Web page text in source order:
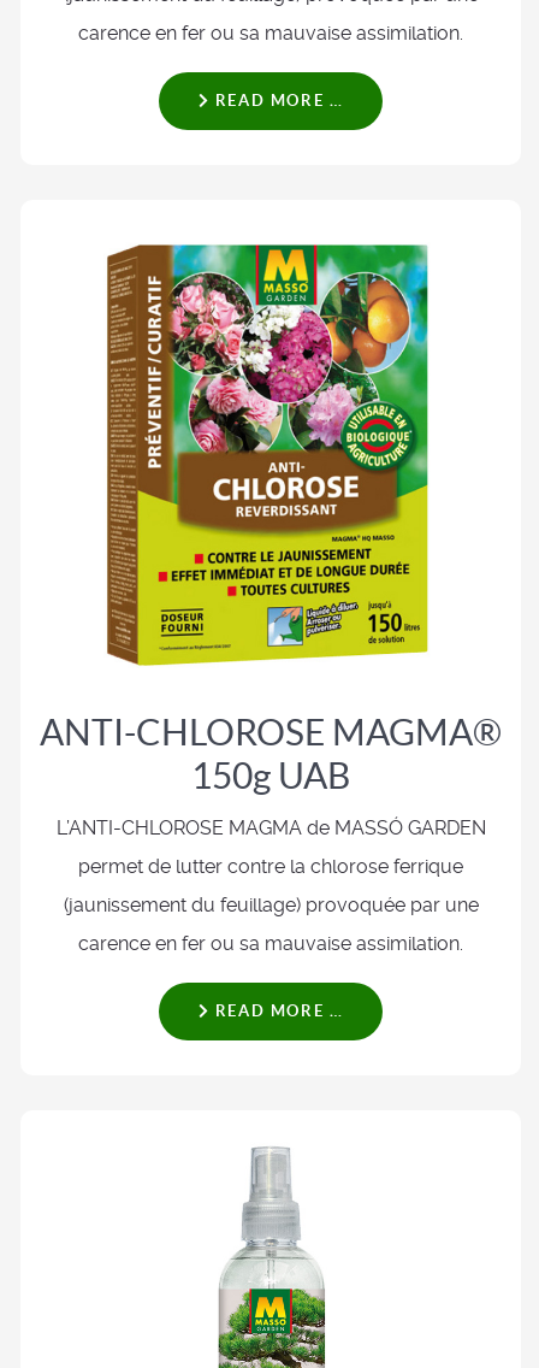
carence en fer ou sa mauvaise assimilation.
READ MORE …
ANTI-CHLOROSE MAGMA®
150g UAB
L’ANTI-CHLOROSE MAGMA de MASSÓ GARDEN
permet de lutter contre la chlorose ferrique
(jaunissement du feuillage) provoquée par une
carence en fer ou sa mauvaise assimilation.
READ MORE …